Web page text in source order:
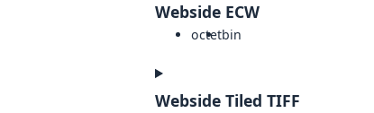
Webside ECW
octetbin
Webside Tiled TIFF